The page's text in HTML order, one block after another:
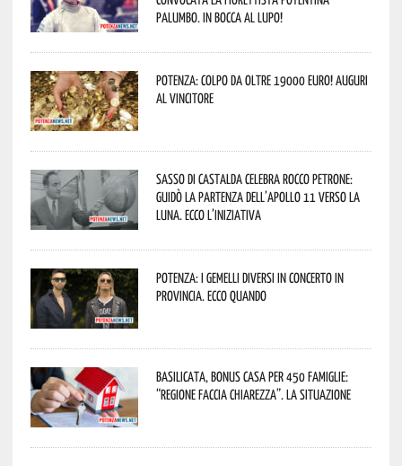
Palumbo. In bocca al lupo!
Potenza: colpo da oltre 19000 Euro! Auguri
al vincitore
Sasso di Castalda celebra Rocco Petrone:
guidò la partenza dell’Apollo 11 verso la
Luna. Ecco l’iniziativa
Potenza: i Gemelli DiVersi in concerto in
provincia. Ecco quando
Basilicata, Bonus casa per 450 famiglie:
“Regione faccia chiarezza”. La situazione